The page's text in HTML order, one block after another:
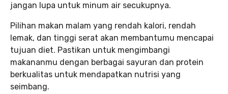
jangan lupa untuk minum air secukupnya.
Pilihan makan malam yang rendah kalori, rendah
lemak, dan tinggi serat akan membantumu mencapai
tujuan diet. Pastikan untuk mengimbangi
makananmu dengan berbagai sayuran dan protein
berkualitas untuk mendapatkan nutrisi yang
seimbang.